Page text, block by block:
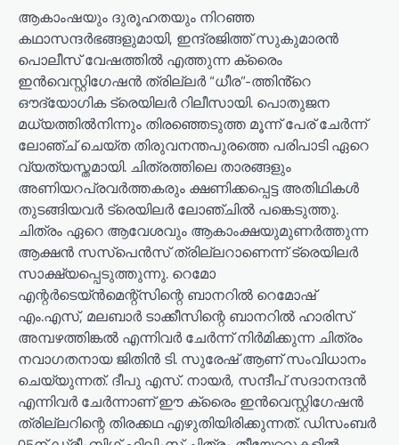
ആകാംഷയും ദുരൂഹതയും നിറഞ്ഞ
കഥാസന്ദർഭങ്ങളുമായി, ഇന്ദ്രജിത്ത് സുകുമാരൻ
പൊലീസ് വേഷത്തിൽ എത്തുന്ന ക്രൈം
ഇൻവെസ്റ്റിഗേഷൻ ത്രില്ലർ “ധീര”-ത്തിൻ്റെ
ഔദ്യോഗിക ട്രെയിലർ റിലീസായി. പൊതുജന
മധ്യത്തിൽനിന്നും തിരഞ്ഞെടുത്ത മൂന്ന് പേര് ചേർന്ന്
ലോഞ്ച് ചെയ്ത തിരുവനന്തപുരത്തെ പരിപാടി ഏറെ
വ്യത്യസ്തമായി. ചിത്രത്തിലെ താരങ്ങളും
അണിയറപ്രവർത്തകരും ക്ഷണിക്കപ്പെട്ട അതിഥികൾ
തുടങ്ങിയവർ ട്രെയിലർ ലോഞ്ചിൽ പങ്കെടുത്തു.
ചിത്രം ഏറെ ആവേശവും ആകാംക്ഷയുമുണര്‍ത്തുന്ന
ആക്ഷൻ സസ്പെൻസ് ത്രില്ലറാണെന്ന് ട്രെയിലർ‍
സാക്ഷ്യപ്പെടുത്തുന്നു. റെമോ
എന്റർടെയ്ൻമെന്റ്സിന്റെ ബാനറിൽ റെമോഷ്
എം.എസ്, മലബാർ ടാക്കീസിന്റെ ബാനറിൽ ഹാരിസ്
അമ്പഴത്തിങ്കൽ എന്നിവർ ചേർന്ന് നിർമിക്കുന്ന ചിത്രം
നവാഗതനായ ജിതിൻ ടി. സുരേഷ് ആണ് സംവിധാനം
ചെയ്യുന്നത്. ദീപു എസ്. നായർ, സന്ദീപ് സദാനന്ദൻ
എന്നിവർ ചേർന്നാണ് ഈ ക്രൈം ഇൻവെസ്റ്റിഗേഷൻ
ത്രില്ലറിന്റെ തിരക്കഥ എഴുതിയിരിക്കുന്നത്. ഡിസംബർ